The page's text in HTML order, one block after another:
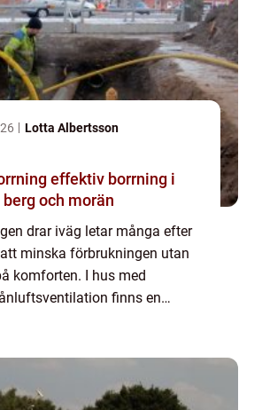
Lotta Albertsson
borrning i
berg och morän
drar iväg letar många efter
minska förbrukningen utan
komforten. I hus med
finns en